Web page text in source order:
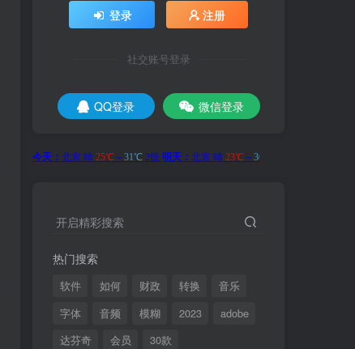
登录 注册
社交账号登录
QQ登录 微信登录
开启精彩搜索
热门搜索
软件 如何 财政 转换
音乐
字体
音频 模糊 2023
adobe
达芬奇
会员
30款